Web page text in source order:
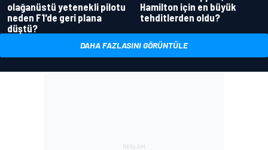
olağanüstü yetenekli pilotu
neden F1'de geri plana
düştü?
Hamilton için en büyük
tehditlerden oldu?
DAHA FAZLASINI GÖRÜNTÜLE